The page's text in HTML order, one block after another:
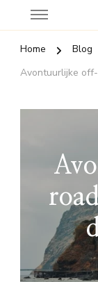
Home Blog
Avontuurlijke